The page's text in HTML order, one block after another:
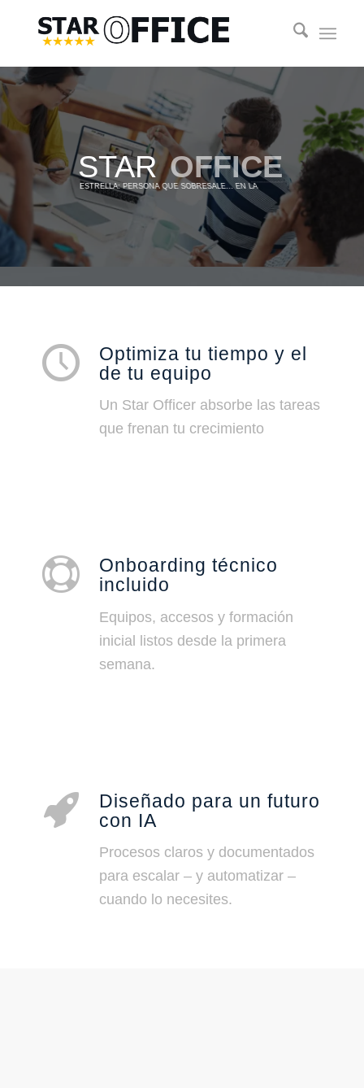
STAR OFFICE
ESTRELLA: PERSONA QUE SOBRESALE... EN LAOFICINA
Optimiza tu tiempo y el
de tu equipo
Un Star Officer absorbe las tareas
que frenan tu crecimiento
Onboarding técnico
incluido
Equipos, accesos y formación
inicial listos desde la primera
semana.
Diseñado para un futuro
con IA
Procesos claros y documentados
para escalar – y automatizar –
cuando lo necesites.